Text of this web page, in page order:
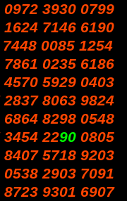
3930 0799
7146 6190
0085 1254
0235 6186
4570 5929 0403
8063 9824
6864 8298 0548
3454 2290 0805
5718 9203
2903 7091
9301 6907